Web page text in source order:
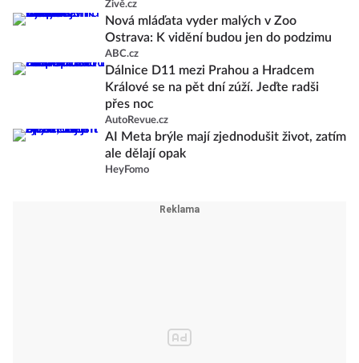
Živě.cz
Nová mláďata vyder malých v Zoo
Ostrava: K vidění budou jen do podzimu
ABC.cz
Dálnice D11 mezi Prahou a Hradcem
Králové se na pět dní zúží. Jeďte radši
přes noc
AutoRevue.cz
AI Meta brýle mají zjednodušit život, zatím
ale dělají opak
HeyFomo